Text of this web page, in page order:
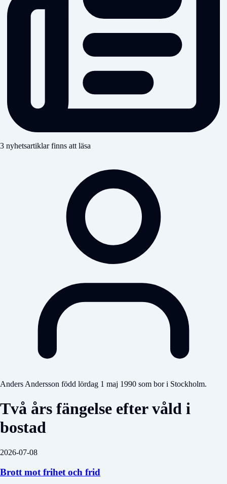
3 nyhetsartiklar finns att läsa
Anders Andersson född lördag 1 maj 1990 som bor i Stockholm.
Två års fängelse efter våld i
bostad
2026-07-08
Brott mot frihet och frid